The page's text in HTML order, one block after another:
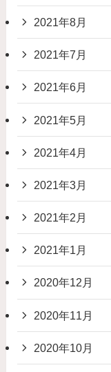
2021年8月
2021年7月
2021年6月
2021年5月
2021年4月
2021年3月
2021年2月
2021年1月
2020年12月
2020年11月
2020年10月